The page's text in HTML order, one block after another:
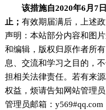
该措施自2020年6月7
止； 有效期届满后，上述政
声明：本站部分内容和图
和编辑，版权归原作者所
息、交流和学习之目的，
担相关法律责任。若有来
权益，烦请告知网站管理
管理员邮箱：y569#qq.com